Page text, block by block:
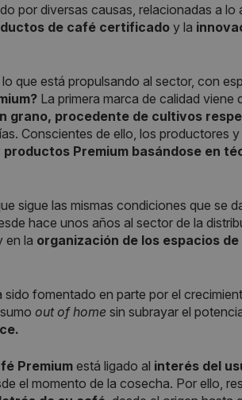
por diversas causas, relacionadas a lo
de café certificado y la
lo que está propulsando al sector, con
La primera marca de calidad viene
grano, procedente de cultivos
Conscientes de ello, los productores
Premium basándose en
sigue las mismas condiciones que se
hace unos años al sector de la
en la organización de los espacios
sido fomentado en parte por el
out of home sin subrayar el
Premium está ligado al interés del
el momento de la cosecha. Por ello,